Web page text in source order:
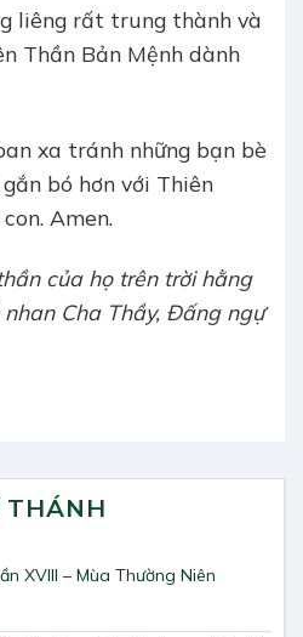
liêng rất trung thành và
Thần Bản Mệnh dành
xa tránh những bạn bè
bó hơn với Thiên
Amen.
của họ trên trời hằng
Cha Thầy, Ðấng ngự
THÁNH
XVIII – Mùa Thường Niên